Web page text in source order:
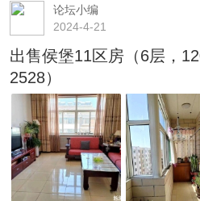
论坛小编
2024-4-21
出售侯堡11区房（6层，
2528）